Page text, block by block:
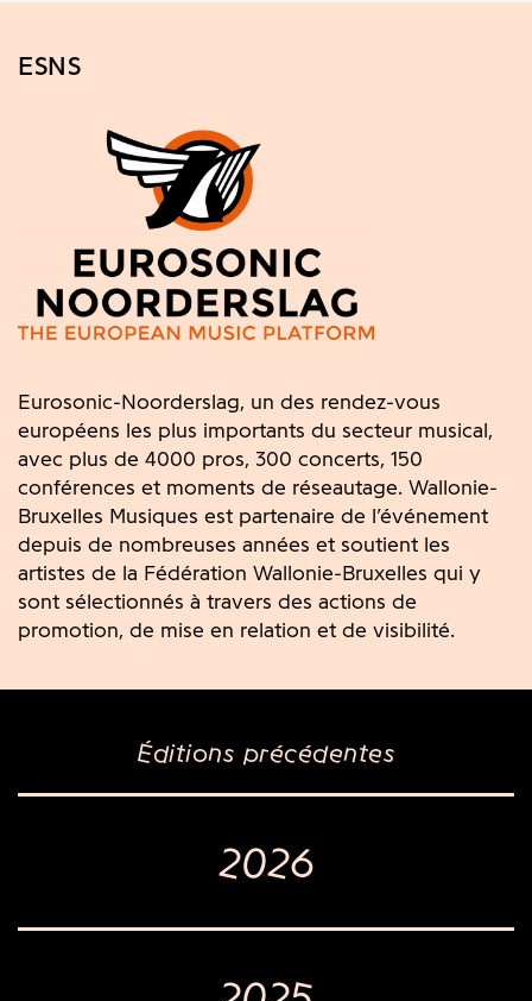
ESNS
Eurosonic-Noorderslag, un des rendez-vous
européens les plus importants du secteur musical,
avec plus de 4000 pros, 300 concerts, 150
conférences et moments de réseautage. Wallonie-
Bruxelles Musiques est partenaire de l’événement
depuis de nombreuses années et soutient les
artistes de la Fédération Wallonie-Bruxelles qui y
sont sélectionnés à travers des actions de
promotion, de mise en relation et de visibilité.
Éditions précédentes
2026